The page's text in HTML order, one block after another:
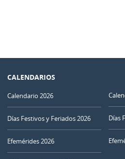
CALENDARIOS
Calendario 2026
Días Festivos y Feriados 2026
Efemérides 2026
Días